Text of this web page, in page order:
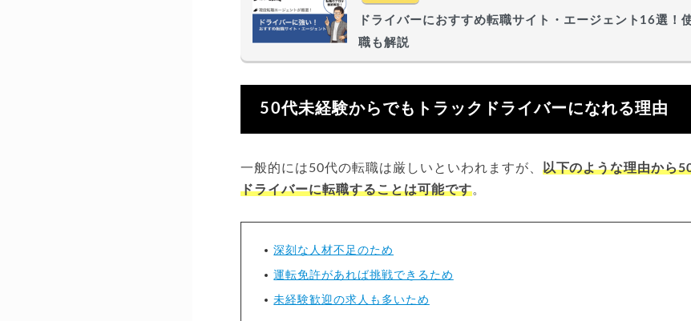
ドライバーにおすすめ転職サイト・エージェント16選！
職も解説
50代未経験からでもトラックドライバーになれる理由
一般的には50代の転職は厳しいといわれますが、 以下のような理由から
ドライバーに転職することは可能です。
深刻な人材不足のため
運転免許があれば挑戦できるため
未経験歓迎の求人も多いため